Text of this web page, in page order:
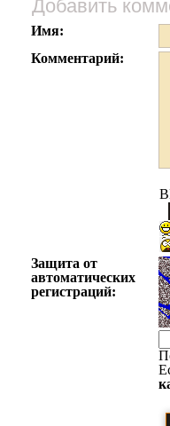
Добавить
Имя:
Комментарий:
Защита от
автоматических
регистраций: